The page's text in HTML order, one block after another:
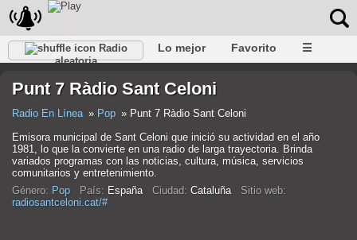
Radio
aleatoria
Lo mejor Favorito ☰
Punt 7 Ràdio Sant Celoni
Radio En Línea Pop
Punt 7 Ràdio Sant Celoni
Emisora municipal de Sant Celoni que inició su actividad en el año
1981, lo que la convierte en una radio de larga trayectoria. Brinda
variados programas con las noticias, cultura, música, servicios
comunitarios y entretenimiento.
Género: Pop País: España Ciudad: Cataluña Sitio web:
radiosantceloni.cat/#